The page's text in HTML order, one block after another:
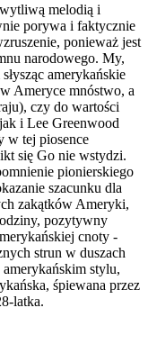
melodią i
porywa i faktycznie
ponieważ jest
narodowego. My,
amerykańskie
Ameryce mnóstwo, a
czy do wartości
i Lee Greenwood
w tej piosence
się Go nie wstydzi.
pionierskiego
szacunku dla
zakątków Ameryki,
pozytywny
cnoty -
strun w duszach
stylu,
śpiewana przez
latka.